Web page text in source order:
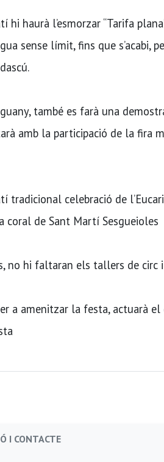
hi haurà l’esmorzar “Tarifa
sense límit, fins que s’acabi,
també es farà una
amb la participació de la fira
tradicional celebració de
coral de Sant Martí Sesgueioles
no hi faltaran els tallers de circ
a amenitzar la festa, actuarà el
I CONTACTE